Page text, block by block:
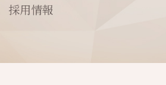
採用情報